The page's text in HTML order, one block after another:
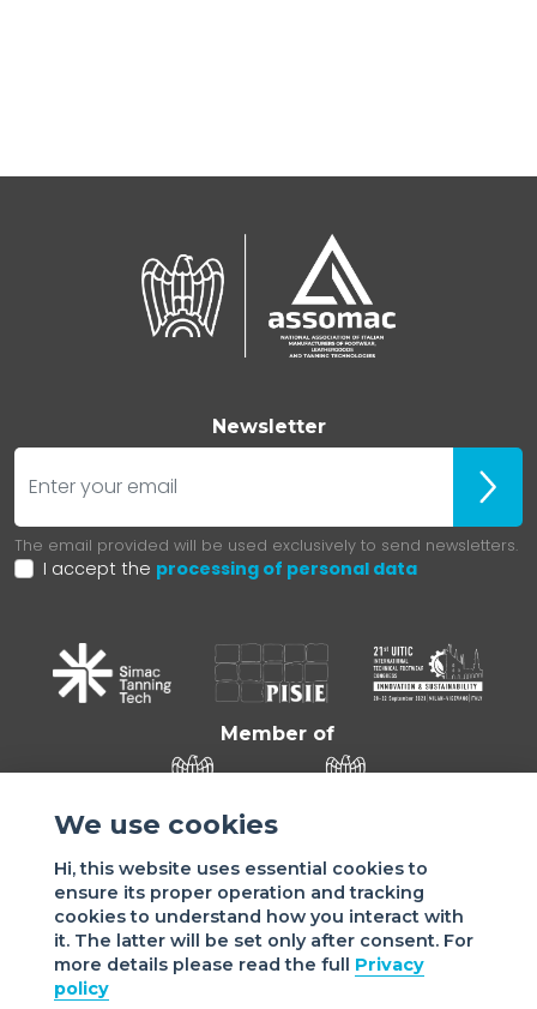
Newsletter
E-mail
The email provided will be used exclusively to send newsletters.
I accept the processing of personal data
Member of
Sede di VIGEVANO: via Matteotti, 4/a - 27029 Vigevano - PV
- Italy | Sede di MILANO: via Tommaso da Cazzaniga 9/4 |
We use cookies
Hi, this website uses essential cookies to
ensure its proper operation and tracking
cookies to understand how you interact with
it. The latter will be set only after consent. For
more details please read the full Privacy
policy